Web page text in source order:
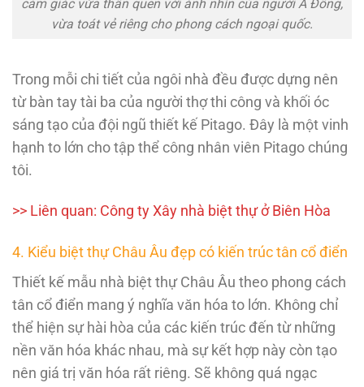
cảm giác vừa thân quen với ánh nhìn của người Á Đông,
vừa toát vẻ riêng cho phong cách ngoại quốc.
Trong mỗi chi tiết của ngôi nhà đều được dựng nên
từ bàn tay tài ba của người thợ thi công và khối óc
sáng tạo của đội ngũ thiết kế Pitago. Đây là một vinh
hạnh to lớn cho tập thể công nhân viên Pitago chúng
tôi.
>> Liên quan: Công ty Xây nhà biệt thự ở Biên Hòa
4. Kiểu biệt thự Châu Âu đẹp có kiến trúc tân cổ điển
Thiết kế mẫu nhà biệt thự Châu Âu theo phong cách
tân cổ điển mang ý nghĩa văn hóa to lớn. Không chỉ
thể hiện sự hài hòa của các kiến trúc đến từ những
nền văn hóa khác nhau, mà sự kết hợp này còn tạo
nên giá trị văn hóa rất riêng. Sẽ không quá ngạc